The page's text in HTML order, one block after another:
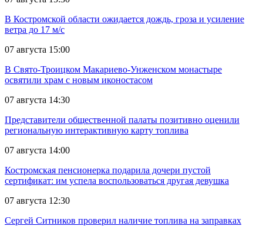
В Костромской области ожидается дождь, гроза и усиление
ветра до 17 м/с
07 августа 15:00
В Свято-Троицком Макариево-Унженском монастыре
освятили храм с новым иконостасом
07 августа 14:30
Представители общественной палаты позитивно оценили
региональную интерактивную карту топлива
07 августа 14:00
Костромская пенсионерка подарила дочери пустой
сертификат: им успела воспользоваться другая девушка
07 августа 12:30
Сергей Ситников проверил наличие топлива на заправках